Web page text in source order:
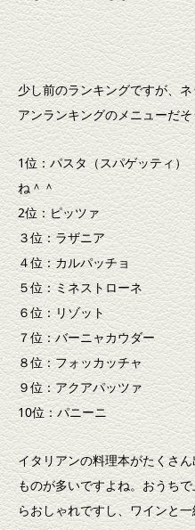
少し前のランキングですが、
アンランキングのメニューだ
1位：パスタ（スパゲッティ
ね＾＾
2位：ピッツァ
３位：ラザニア
４位：カルパッチョ
５位：ミネストローネ
６位：リゾット
７位：バーニャカウダー
８位：フォッカッチャ
９位：アクアパッツァ
10位：パニーニ
イタリアンの料理本がたくさ
ものが多いですよね。おうち
らおしゃれですし、ワインと